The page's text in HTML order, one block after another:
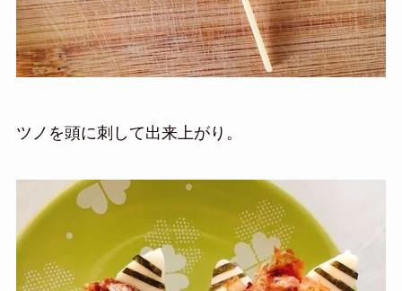
ツノを頭に刺して出来上がり。